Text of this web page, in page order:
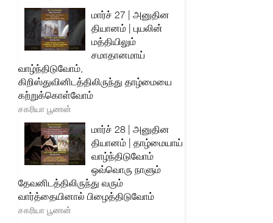
மார்ச் 27 | அனுதின
தியானம் | புயலின்
மத்தியிலும்
சமாதானமாய்
வாழ்ந்திடுவோம்,
கிறிஸ்துவினிடத்திலிருந்து தாழ்மையை
கற்றுக்கொள்வோம்
சகரியா பூணன்
மார்ச் 28 | அனுதின
தியானம் | தாழ்மையாய்
வாழ்ந்திடுவோம்
ஒவ்வொரு நாளும்
தேவனிடத்திலிருந்து வரும்
வார்த்தையினால் பிழைத்திடுவோம்
சகரியா பூணன்